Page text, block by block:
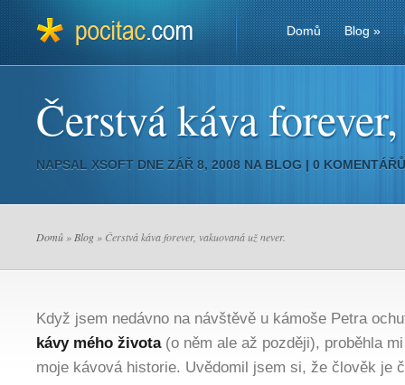
Domů Blog»
Čerstvá káva
NAPSAL XSOFT DNE ZÁŘ 8, 2008 NA BLOG | 0 KOMENTÁŘŮ
Domů » Blog » Čerstvá káva forever, vakuovaná už never.
Když jsem nedávno na návštěvě u kámoše Petra
kávy mého života(o něm ale až později), proběhla
moje kávová historie. Uvědomil jsem si, že člověk je